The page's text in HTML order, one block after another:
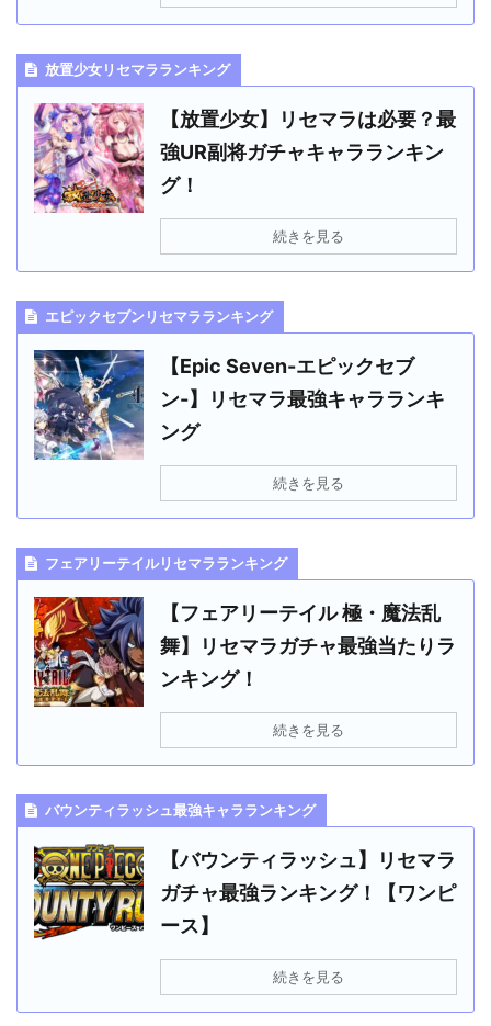
放置少女リセマラランキング
【放置少女】リセマラは必要？最
強UR副将ガチャキャラランキン
グ！
続きを見る
エピックセブンリセマラランキング
【Epic Seven-エピックセブ
ン-】リセマラ最強キャラランキ
ング
続きを見る
フェアリーテイルリセマラランキング
【フェアリーテイル 極・魔法乱
舞】リセマラガチャ最強当たりラ
ンキング！
続きを見る
バウンティラッシュ最強キャラランキング
【バウンティラッシュ】リセマラ
ガチャ最強ランキング！【ワンピ
ース】
続きを見る